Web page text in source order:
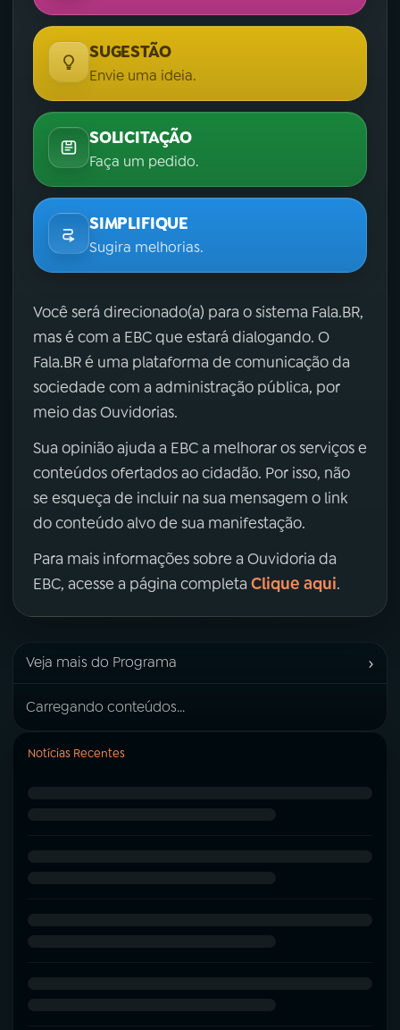
SUGESTÃO
Envie uma ideia.
SOLICITAÇÃO
Faça um pedido.
SIMPLIFIQUE
Sugira melhorias.
Você será direcionado(a) para o sistema Fala.BR,
mas é com a EBC que estará dialogando. O
Fala.BR é uma plataforma de comunicação da
sociedade com a administração pública, por
meio das Ouvidorias.
Sua opinião ajuda a EBC a melhorar os serviços e
conteúdos ofertados ao cidadão. Por isso, não
se esqueça de incluir na sua mensagem o link
do conteúdo alvo de sua manifestação.
Para mais informações sobre a Ouvidoria da
EBC, acesse a página completa Clique aqui.
Veja mais do Programa ›
Carregando conteúdos...
Notícias Recentes